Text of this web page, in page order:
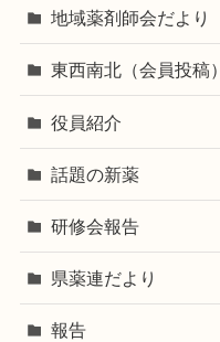
地域薬剤師会だより
東西南北（会員投稿）
役員紹介
話題の新薬
研修会報告
県薬連だより
報告